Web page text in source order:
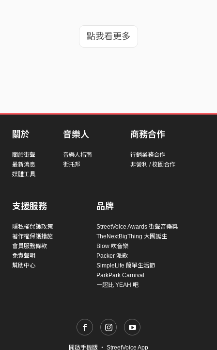
點我看更多
關於
關於街聲
最新消息
媒體工具
音樂人
音樂人指南
街托邦
商務合作
行銷業務合作
非營利 / 校園合作
支援服務
隱私權保護政策
著作權保護措施
會員服務條款
免責聲明
幫助中心
品牌
StreetVoice Awards 街聲音樂獎
TheNextBigThing 大團誕生
Blow 吹音樂
Packer 派歌
SimpleLife 簡單生活節
ParkPark Carnival
一起比 YEAH 吧
開啟手機版 ・ StreetVoice App